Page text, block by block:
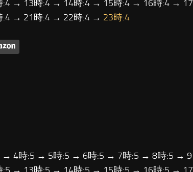
→ 13時:4 → 14時:4 → 15時:4 → 16時:4 → 17
→ 21時:4 → 22時:4 → 23時:4
4時:5 → 5時:5 → 6時:5 → 7時:5 → 8時:5 → 9